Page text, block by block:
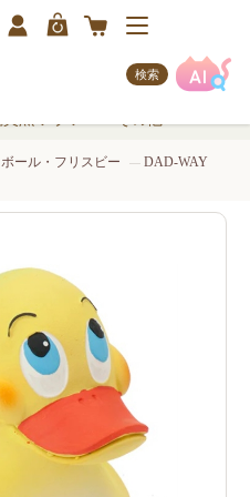
検索
ボール・フリスビー
DAD-WAY